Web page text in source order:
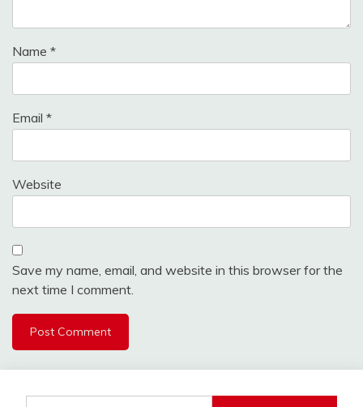
Name *
Email *
Website
Save my name, email, and website in this browser for the
next time I comment.